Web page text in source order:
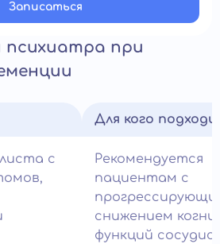
Записатьcя
психиатра при
с
Для кого
Рекомендуется
пациентам с
снижением
функций